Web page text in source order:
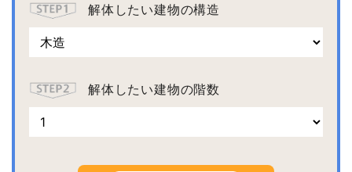
解体したい建物の構造
解体したい建物の階数